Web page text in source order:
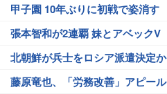
甲子園 10年ぶりに初戦で姿消す
張本智和が2連覇 妹とアベックV
北朝鮮が兵士をロシア派遣決定か
藤原竜也、「労務改善」アピール